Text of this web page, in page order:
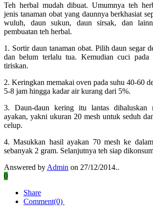
Teh herbal mudah dibuat. Umumnya teh
jenis tanaman obat yang daunnya berkhasiat
wuluh, daun sukun, daun sirsak, dan
pembuatan teh herbal.
1. Sortir daun tanaman obat. Pilih daun segar
dan belum terlalu tua. Kemudian cuci pada
tiriskan.
2. Keringkan memakai oven pada suhu 40-60
5-8 jam hingga kadar air kurang dari 5%.
3. Daun-daun kering itu lantas dihaluskan
ayakan, yakni ukuran 20 mesh untuk seduh
celup.
4. Masukkan hasil ayakan 70 mesh ke
sebanyak 2 gram. Selanjutnya teh siap
Answered by Admin on 27/12/2014..
0
Share
Comment(0)